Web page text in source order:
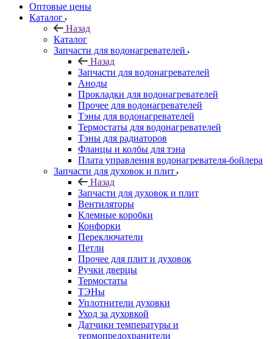
Оптовые цены
Каталог
Назад
Каталог
Запчасти для водонагревателей
Назад
Запчасти для водонагревателей
Аноды
Прокладки для водонагревателей
Прочее для водонагревателей
Тэны для водонагревателей
Термостаты для водонагревателей
Тэны для радиаторов
Фланцы и колбы для тэна
Плата управления водонагревателя-бойлера
Запчасти для духовок и плит
Назад
Запчасти для духовок и плит
Вентиляторы
Клемные коробки
Конфорки
Переключатели
Петли
Прочее для плит и духовок
Ручки дверцы
Термостаты
ТЭНы
Уплотнители духовки
Уход за духовкой
Датчики температуры и
термопредохранители